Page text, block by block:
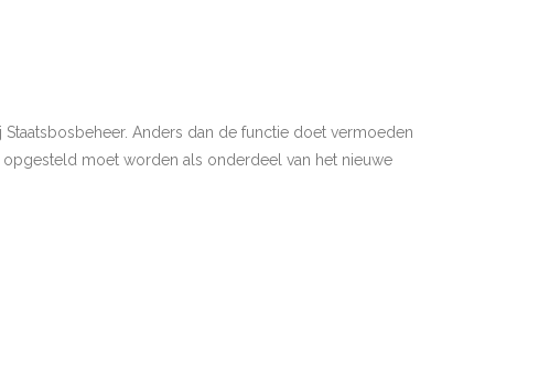
Anders dan de functie doet vermoeden
moet worden als onderdeel van het nieuwe